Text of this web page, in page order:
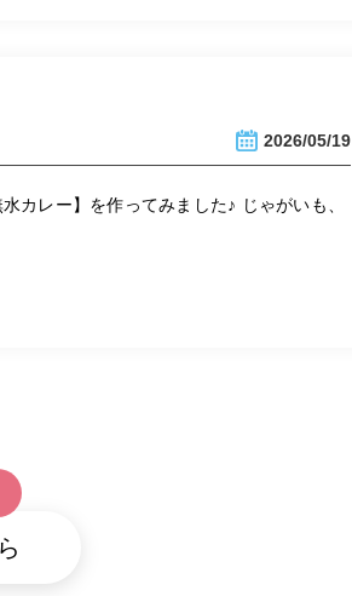
2026/05/19
カレー】を作ってみました♪ じゃがいも、